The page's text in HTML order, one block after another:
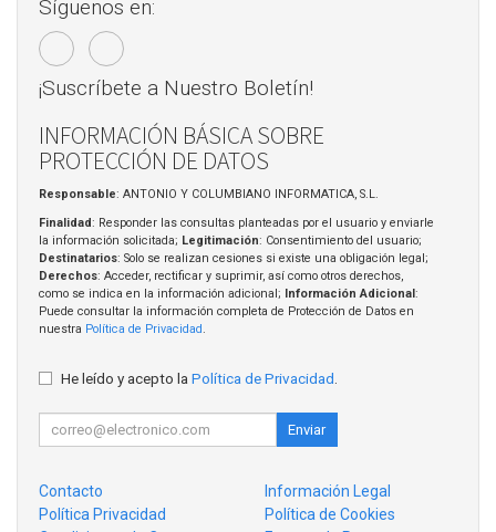
Síguenos en:
¡Suscríbete a Nuestro Boletín!
INFORMACIÓN BÁSICA SOBRE
PROTECCIÓN DE DATOS
Responsable: ANTONIO Y COLUMBIANO INFORMATICA, S.L.
Finalidad: Responder las consultas planteadas por el usuario y enviarle
la información solicitada; Legitimación: Consentimiento del usuario;
Destinatarios: Solo se realizan cesiones si existe una obligación legal;
Derechos: Acceder, rectificar y suprimir, así como otros derechos,
como se indica en la información adicional;
Información Adicional :
Puede consultar la información completa de Protección de Datos en
nuestra Política de Privacidad .
He leído y acepto la Política de Privacidad
Enviar
Contacto
Información Legal
Política Privacidad
Política de Cookies